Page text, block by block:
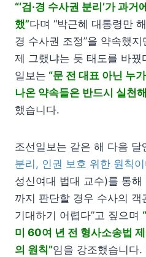
“‘검·경 수사권 분리’가 과
했”다며 “박근혜 대통령만
경 수사권 조정”을 약속했
제 그랬냐는 듯 태도를 바꿨
일보는 “문 전 대표 아닌 누
나온 약속들은 반드시 실천
했습니다.
조선일보는 같은 해 다음 달
분리, 인권 보호 위한 원칙이
성신여대 법대 교수)를 통해
까지 판단할 경우 수사의
기대하기 어렵다”고 짚으며
미 60여 년 전 형사소송법
의 원칙”임을 강조했습니다.